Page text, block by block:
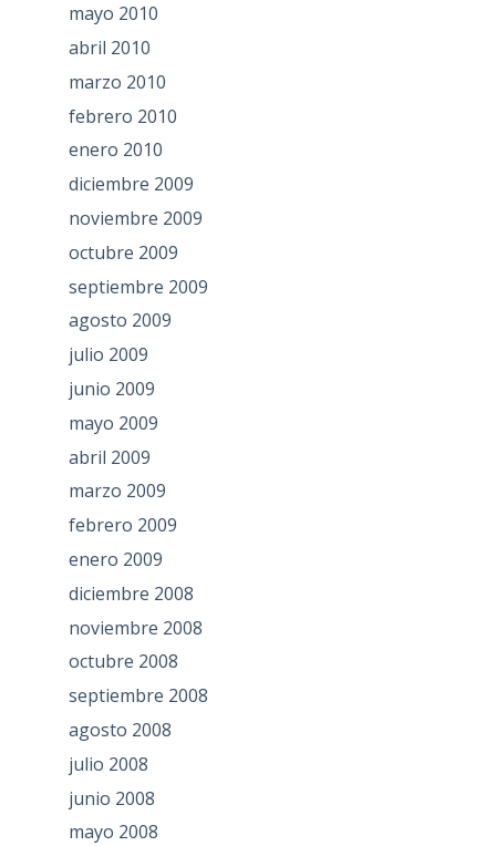
mayo 2010
abril 2010
marzo 2010
febrero 2010
enero 2010
diciembre 2009
noviembre 2009
octubre 2009
septiembre 2009
agosto 2009
julio 2009
junio 2009
mayo 2009
abril 2009
marzo 2009
febrero 2009
enero 2009
diciembre 2008
noviembre 2008
octubre 2008
septiembre 2008
agosto 2008
julio 2008
junio 2008
mayo 2008